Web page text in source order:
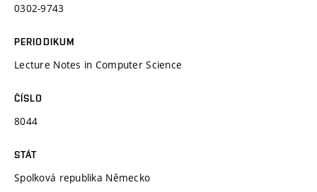
0302-9743
PERIODIKUM
Lecture Notes in Computer Science
ČÍSLO
8044
STÁT
Spolková republika Německo